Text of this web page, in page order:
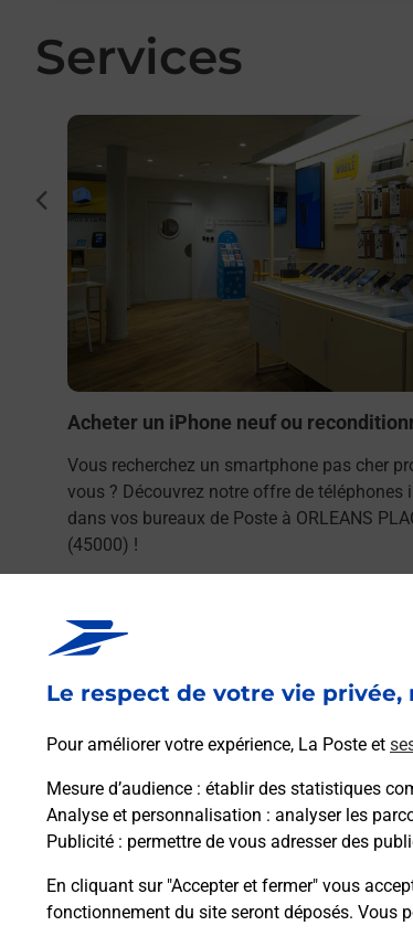
Le respect de votre vie
Pour améliorer votre expérience, La Poste et
Mesure d’audience : établir des statistiques
Analyse et personnalisation : analyser les
Publicité : permettre de vous adresser des
En cliquant sur "Accepter et fermer" vous
fonctionnement du site seront déposés. Vous
Services
En savoir plus
Acheter un iPhone neuf ou
Vous recherchez un smartphone pas cher
vous ? Découvrez notre offre de téléphones
dans vos bureaux de Poste à ORLEANS
(45000) !
Foire aux
Quel âge minimum faut-il